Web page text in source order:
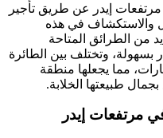
إيدر عن طريق تأجير
والاستكشاف في هذه
من الطرائق المتاحة
وتختلف بين الطائرة
مما يجعلها منطقة
طبيعتها الخلابة.
مرتفعات إيدر